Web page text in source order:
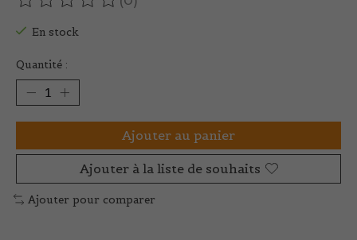
Ce produit est évalué à
En stock
Quantité :
Ajouter au panier
Ajouter à la liste de souhaits
Ajouter pour comparer